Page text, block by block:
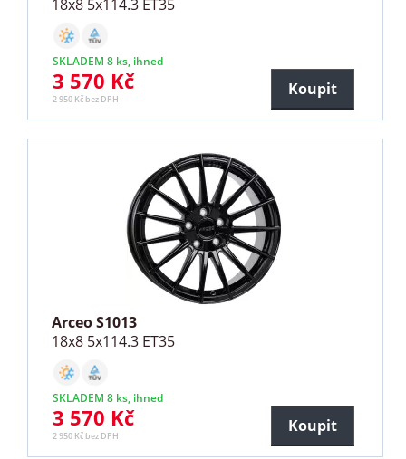
18x8 5x114.3 ET35
SKLADEM 8 ks, ihned
3 570 Kč
2 950 Kč bez DPH
Koupit
Arceo S1013
18x8 5x114.3 ET35
SKLADEM 8 ks, ihned
3 570 Kč
2 950 Kč bez DPH
Koupit